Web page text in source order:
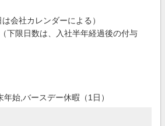
会社カレンダーによる）
下限日数は、入社半年経過後の付与
始,バースデー休暇（1日）